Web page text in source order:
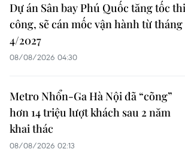
Dự án Sân bay Phú Quốc tăng tốc thi
công, sẽ cán mốc vận hành từ tháng
4/2027
08/08/2026 04:30
Metro Nhổn-Ga Hà Nội đã “cõng”
hơn 14 triệu lượt khách sau 2 năm
khai thác
08/08/2026 02:13